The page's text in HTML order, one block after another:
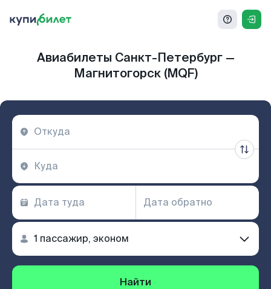
Авиабилеты Санкт-Петербург —
Магнитогорск (MQF)
Найти